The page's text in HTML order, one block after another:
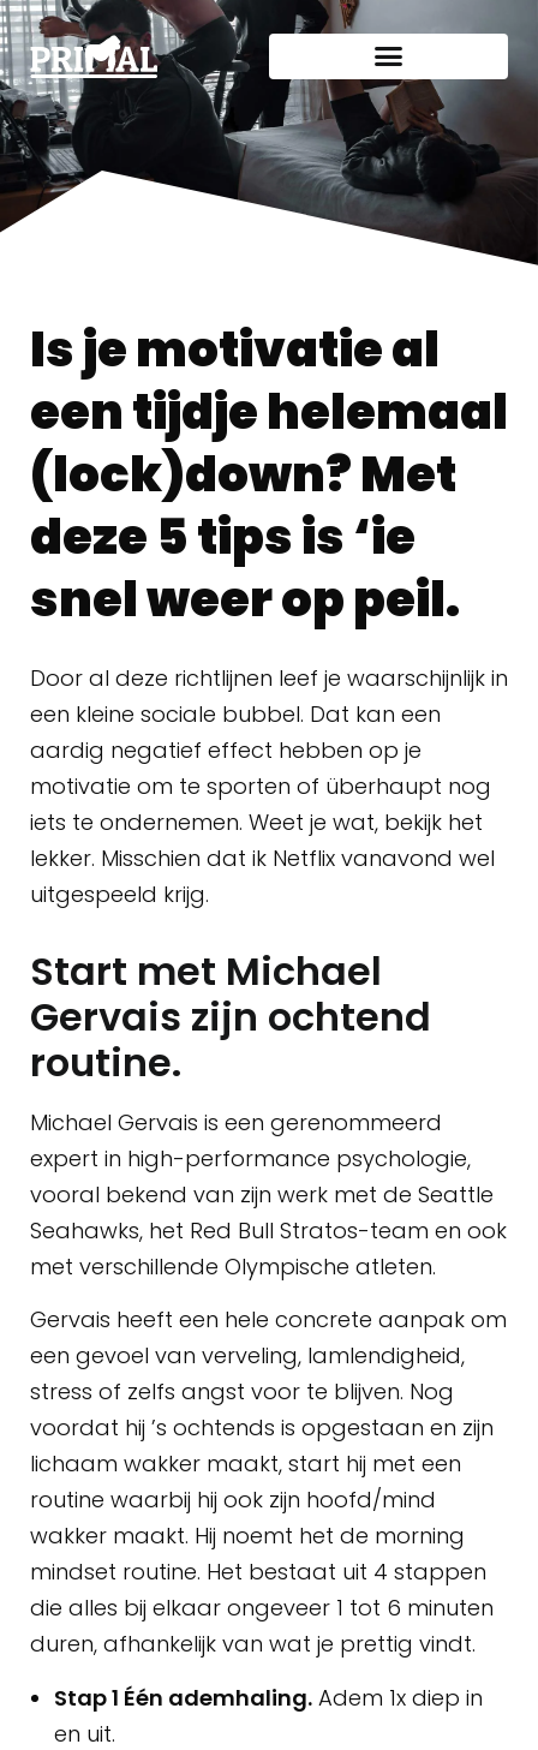
Is je motivatie al
een tijdje helemaal
(lock)down? Met
deze 5 tips is ‘ie
snel weer op peil.
Door al deze richtlijnen leef je waarschijnlijk in
een kleine sociale bubbel. Dat kan een
aardig negatief effect hebben op je
motivatie om te sporten of überhaupt nog
iets te ondernemen. Weet je wat, bekijk het
lekker. Misschien dat ik Netflix vanavond wel
uitgespeeld krijg.
Start met Michael
Gervais zijn ochtend
routine.
Michael Gervais is een gerenommeerd
expert in high-performance psychologie,
vooral bekend van zijn werk met de Seattle
Seahawks, het Red Bull Stratos-team en ook
met verschillende Olympische atleten.
Gervais heeft een hele concrete aanpak om
een gevoel van verveling, lamlendigheid,
stress of zelfs angst voor te blijven. Nog
voordat hij ’s ochtends is opgestaan en zijn
lichaam wakker maakt, start hij met een
routine waarbij hij ook zijn hoofd/mind
wakker maakt. Hij noemt het de morning
mindset routine. Het bestaat uit 4 stappen
die alles bij elkaar ongeveer 1 tot 6 minuten
duren, afhankelijk van wat je prettig vindt.
Stap 1 Één ademhaling. Adem 1x diep in
en uit.